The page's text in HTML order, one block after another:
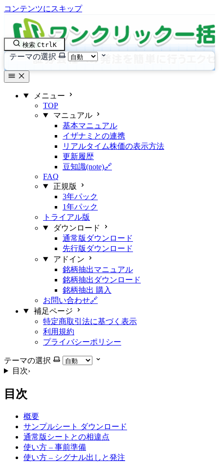
コンテンツにスキップ
検索 CtrlK
テーマの選択
メニュー
TOP
マニュアル
基本マニュアル
イザナミとの連携
リアルタイム株価の表示方法
更新履歴
豆知識(note)🔗
FAQ
正規版
3年パック
1年パック
トライアル版
ダウンロード
通常版ダウンロード
先行版ダウンロード
アドイン
銘柄抽出マニュアル
銘柄抽出ダウンロード
銘柄抽出 購入
お問い合わせ🔗
補足ページ
特定商取引法に基づく表示
利用規約
プライバシーポリシー
テーマの選択
目次›
目次
概要
サンプルシート ダウンロード
通常版シートとの相違点
使い方 – 事前準備
使い方 – シグナル出しと発注